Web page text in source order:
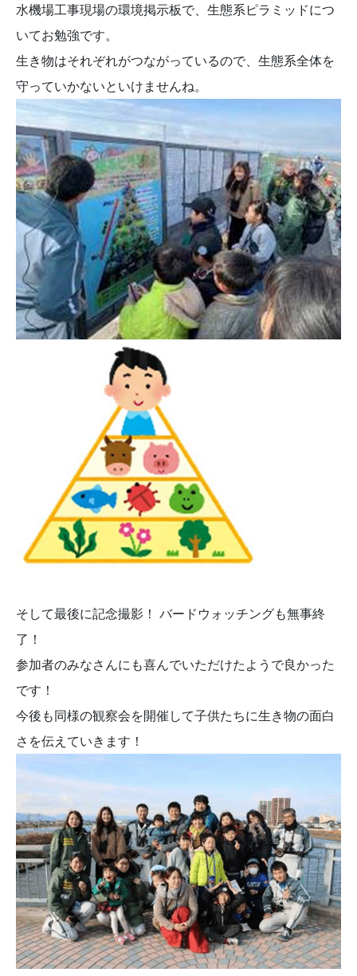
水機場工事現場の環境掲示板で、生態系ピラミッドにつ
いてお勉強です。
生き物はそれぞれがつながっているので、生態系全体を
守っていかないといけませんね。
そして最後に記念撮影！ バードウォッチングも無事終
了！
参加者のみなさんにも喜んでいただけたようで良かった
です！
今後も同様の観察会を開催して子供たちに生き物の面白
さを伝えていきます！